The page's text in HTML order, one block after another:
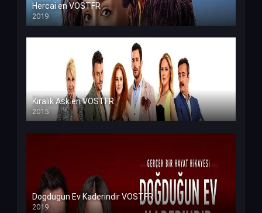
Hercai en VOSTFR
2019
Kiralik Ask en VOSTFR
2015
Dogdugun Ev Kaderindir VOSTFR
2019